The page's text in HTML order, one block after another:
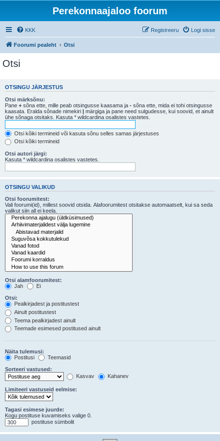
Perekonnaajaloo foorum
KKK Logi sisse
Registreeru
Foorumi pealeht Otsi
Otsi
OTSINGU JÄRJESTUS
Otsi märksõnu:
Pane + sõna ette, mille peab otsingusse kaasama ja - sõna ette, mida ei tohi otsingusse
kaasata. Eralda sõnade nimekiri | märgiga ja pane need sulgudesse, kui soovid, et ainult
ühe sõnaga otsitaks. Kasuta * wildcardina osalistes vastetes.
Otsi kõiki termineid või kasuta sõnu selles samas järjestuses
Otsi kõiki termineid
Otsi autori järgi:
Kasuta * wildcardina osalistes vastetes.
OTSINGU VALIKUD
Otsi foorumitest:
Vali foorumi(id), millest soovid otsida. Alafoorumitest otsitakse automaatselt, kui sa seda
valikut siin all ei keela.
Otsi alamfoorumitest:
Jah
Ei
Otsi:
Pealkirjadest ja postitustest
Ainult postitustest
Teema pealkirjadest ainult
Teemade esimesed postitused ainult
Näita tulemusi:
Postitusi
Teemasid
Sorteeri vastused:
Kasvav
Kahanev
Limiteeri vastuseid eelmise:
Tagasi esimese juurde:
Kogu postituse kuvamiseks valige 0.
postituse sümbolit